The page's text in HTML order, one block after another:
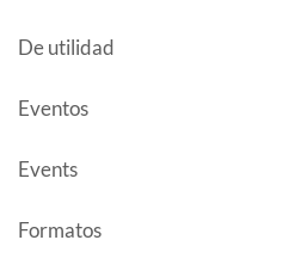
De utilidad
Eventos
Events
Formatos